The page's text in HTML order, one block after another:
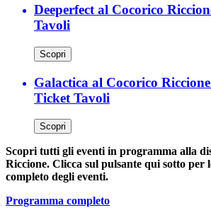
Deeperfect al Cocorico
Tavoli
Scopri
Galactica al Cocorico
Ticket Tavoli
Scopri
Scopri tutti gli eventi in programma alla
Riccione. Clicca sul pulsante qui sotto per
completo degli eventi.
Programma completo